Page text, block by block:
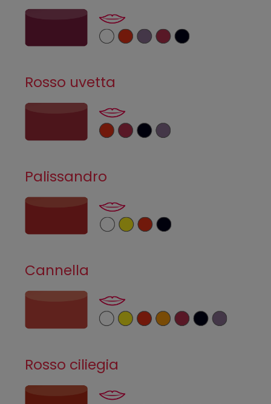
Rosso uvetta
Palissandro
Cannella
Rosso ciliegia